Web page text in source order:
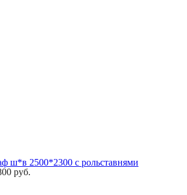
ш*в 2500*2300 с рольставнями
руб.